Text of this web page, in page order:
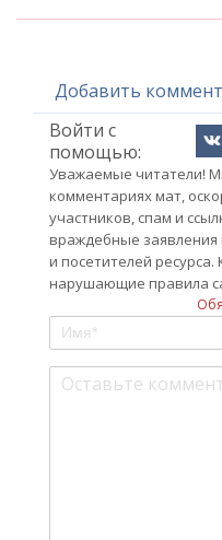
Добавить
Войти с
помощью:
Уважаемые читатели!
комментариях мат,
участников, спам и
враждебные заявления
и посетителей
нарушающие правила